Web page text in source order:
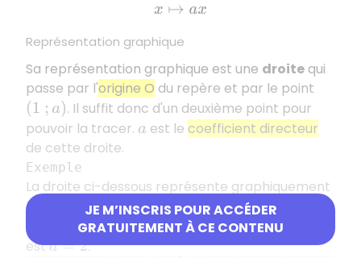
JE M’INSCRIS POUR ACCÉDER
GRATUITEMENT À CE CONTENU
x↦ax
Représentation graphique
Sa représentation graphique est une droite qui
passe par l'origine O du repère et par le point
(1; a )
. Il suffit donc d'un deuxième point pour
pouvoir la tracer. a est le coefficient directeur
de cette droite.
Exemple
La droite ci-dessous représente graphiquement
la fonction linéairex↦2x
car elle passe par
l'origine du repère et son coefficient directeur
esta=2 .